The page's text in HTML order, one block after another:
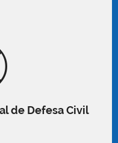
de Defesa Civil